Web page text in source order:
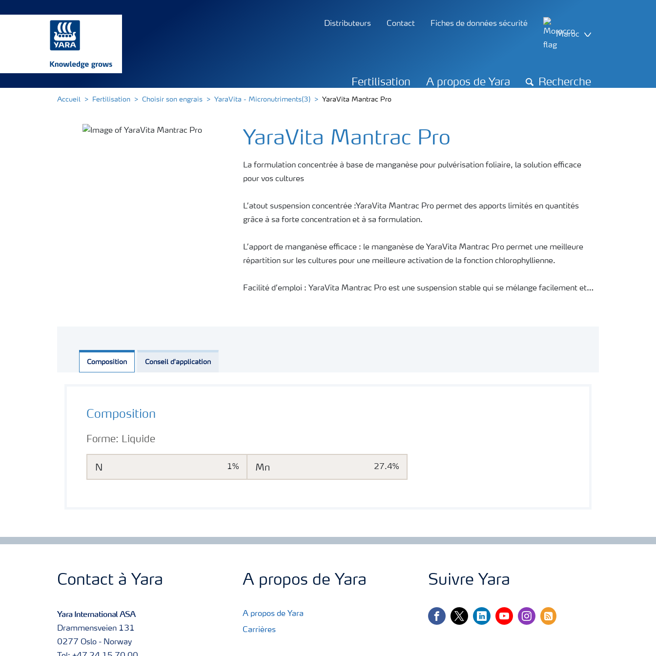
Distributeurs Contact
Fiches de données sécurité
Maroc
Fertilisation A propos de Yara Recherche
Accueil Fertilisation Choisir son engrais YaraVita - Micronutriments(3) YaraVita Mantrac Pro
YaraVita Mantrac Pro
La formulation concentrée à base de manganèse pour pulvérisation foliaire, la solution efficace
pour vos cultures
L’atout suspension concentrée :YaraVita Mantrac Pro permet des apports limités en quantités
grâce à sa forte concentration et à sa formulation.
L’apport de manganèse efficace : le manganèse de YaraVita Mantrac Pro permet une meilleure
répartition sur les cultures pour une meilleure activation de la fonction chlorophyllienne.
Facilité d’emploi : YaraVita Mantrac Pro est une suspension stable qui se mélange facilement et
Composition Conseil d'application
Composition
N 1% Mn 27.4%
Forme: Liquide
Contact à Yara
Yara International ASA
Drammensveien 131
0277 Oslo - Norway
A propos de Yara
A propos de Yara
Carrières
Suivre Yara
facebooktwitterlinkedinyoutubeinstagram
rss